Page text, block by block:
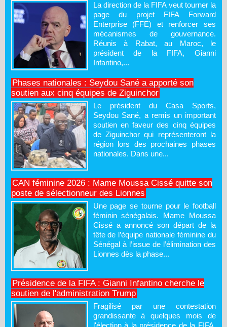
La direction de la FIFA veut tourner la
page du projet FIFA Forward
Enterprise (FFE) et renforcer ses
mécanismes de gouvernance.
Réunis à Rabat, au Maroc, le
président de la FIFA, Gianni
Infantino,...
Phases nationales : Seydou Sané a apporté son
soutien aux cinq équipes de Ziguinchor
Le président du Casa Sports,
Seydou Sané, a remis un important
soutien en faveur des cinq équipes
de Ziguinchor qui représenteront la
région lors des prochaines phases
nationales. Dans une...
CAN féminine 2026 : Mame Moussa Cissé quitte son
poste de sélectionneur des Lionnes
Une page se tourne pour le football
féminin sénégalais. Mame Moussa
Cissé a annoncé son départ de la
tête de l’équipe nationale féminine du
Sénégal à l’issue de l’élimination des
Lionnes dès la phase...
Présidence de la FIFA : Gianni Infantino cherche le
soutien de l'administration Trump
Fragilisé par une contestation
grandissante à quelques mois de